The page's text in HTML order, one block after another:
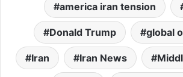
america iran tension
Donald Trump global
Iran Iran News